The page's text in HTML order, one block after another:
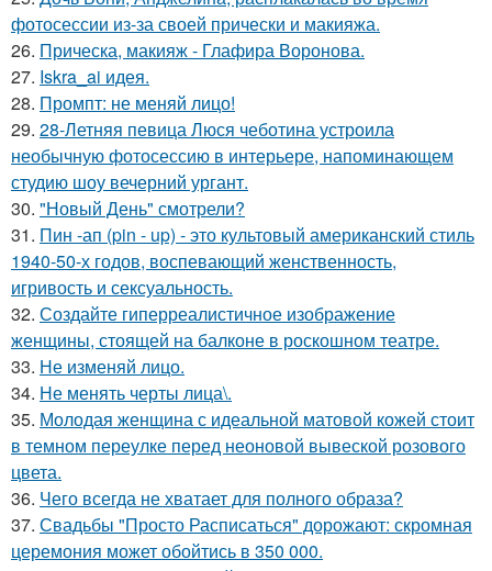
фотосессии из-за своей прически и макияжа.
26. Прическа, макияж - Глафира Воронова.
27. Iskra_ai идея.
28. Промпт: не меняй лицо!
29. 28-Летняя певица Люся чеботина устроила
необычную фотосессию в интерьере, напоминающем
студию шоу вечерний ургант.
30. "Новый День" смотрели?
31. Пин -ап (pin - up) - это культовый американский стиль
1940-50-х годов, воспевающий женственность,
игривость и сексуальность.
32. Создайте гиперреалистичное изображение
женщины, стоящей на балконе в роскошном театре.
33. Не изменяй лицо.
34. Не менять черты лица\.
35. Молодая женщина с идеальной матовой кожей стоит
в темном переулке перед неоновой вывеской розового
цвета.
36. Чего всегда не хватает для полного образа?
37. Свадьбы "Просто Расписаться" дорожают: скромная
церемония может обойтись в 350 000.